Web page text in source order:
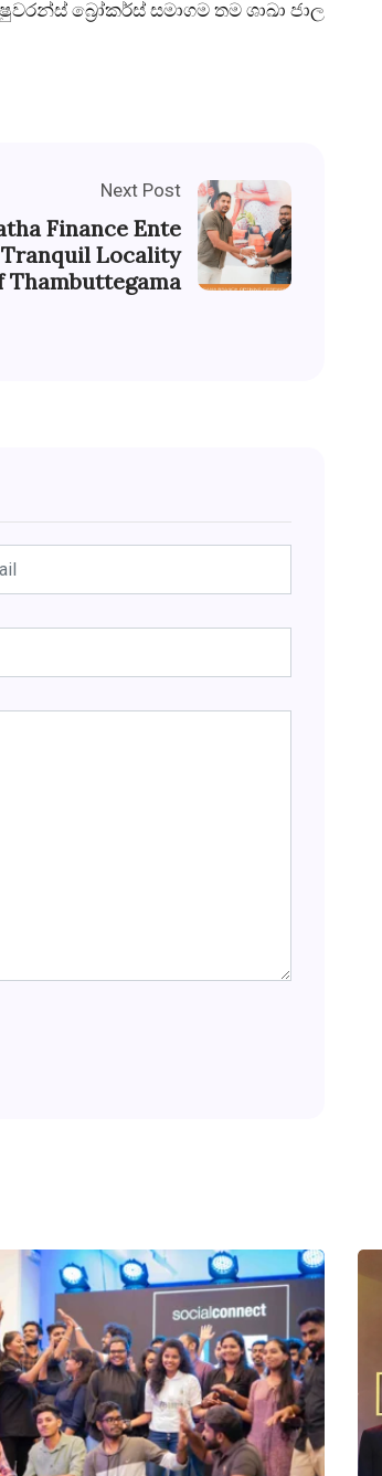
බ්‍රෝකර්ස් සමාගම තම ශාඛා ජාල
Next Post
Finance Ente
Locality
Thambuttegama